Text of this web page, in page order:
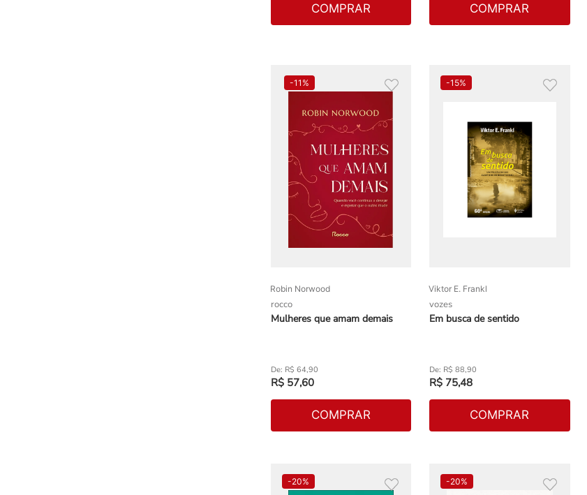
COMPRAR COMPRAR
-11%
Robin Norwood
rocco
Mulheres que amam demais
R$ 64,90
R$ 57,60
COMPRAR
-15%
Viktor E. Frankl
vozes
Em busca de sentido
R$ 88,90
R$ 75,48
COMPRAR
-20% -20%